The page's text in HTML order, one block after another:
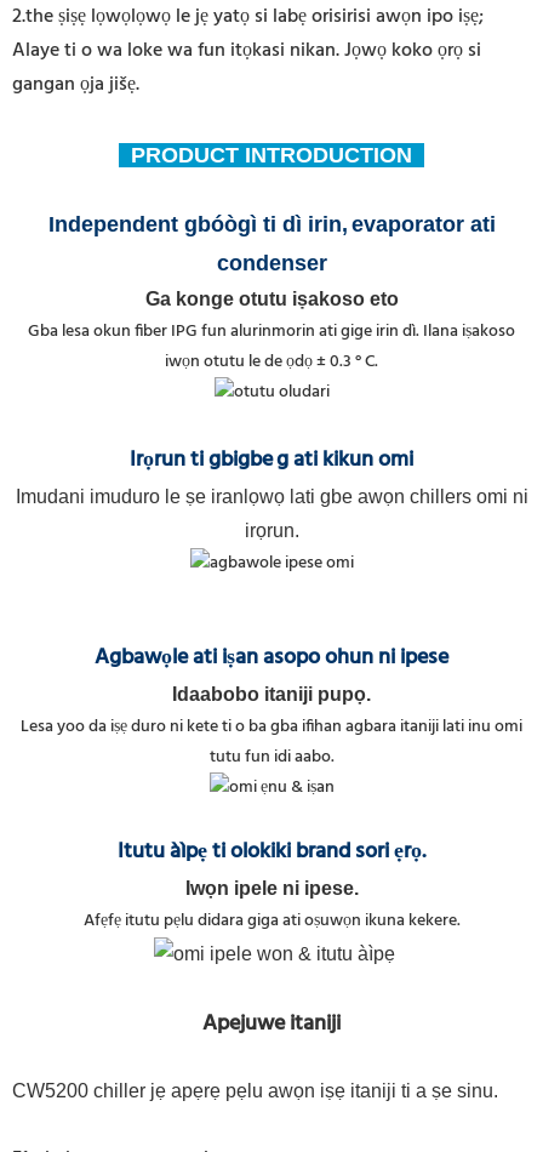
2.the ṣiṣẹ lọwọlọwọ le jẹ yatọ si labẹ orisirisi awọn ipo iṣẹ;
Alaye ti o wa loke wa fun itọkasi nikan. Jọwọ koko ọrọ si
gangan ọja jišẹ.
PRODUCT INTRODUCTION
Independent gbóògì ti dì irin, evaporator ati
condenser
Ga konge otutu iṣakoso eto
Gba lesa okun fiber IPG fun alurinmorin ati gige irin dì. Ilana iṣakoso
iwọn otutu le de ọdọ ± 0.3 ° C.
Irọrun ti gbigbeg ati kikun omi
Imudani imuduro le ṣe iranlọwọ lati gbe awọn chillers omi ni
irọrun.
Agbawọle ati iṣan asopo ohun ni ipese
Idaabobo itaniji pupọ.
Lesa yoo da iṣẹ duro ni kete ti o ba gba ifihan agbara itaniji lati inu omi
tutu fun idi aabo.
Itutu àìpẹ ti olokiki brand sori ẹrọ.
Iwọn ipele ni ipese.
Afẹfẹ itutu pẹlu didara giga ati oṣuwọn ikuna kekere.
Apejuwe itaniji
CW5200 chiller jẹ apẹrẹ pẹlu awọn iṣẹ itaniji ti a ṣe sinu.